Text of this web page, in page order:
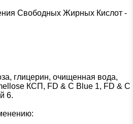
Свободных Жирных Кислот -
глицерин, очищенная вода,
КСП, FD & C Blue 1, FD & C
6.